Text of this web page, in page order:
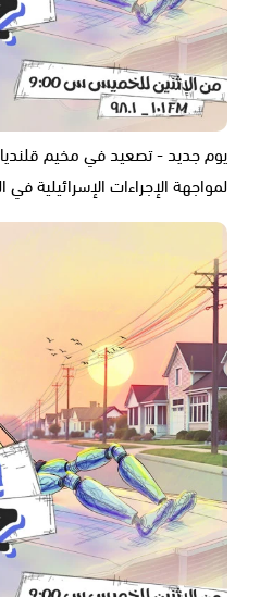
يوم جديد - تصعيد في مخيم
لمواجهة الإجراءات الإسرائيلية في القدس